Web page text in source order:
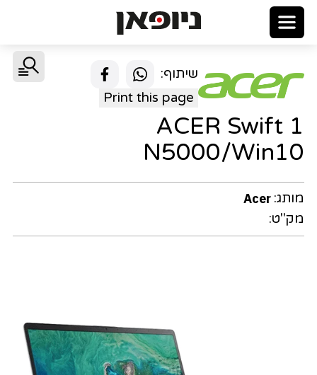
שיתוף:
Print this page
ACER Swift 1
N5000/Win10
מותג: Acer
מק"ט: